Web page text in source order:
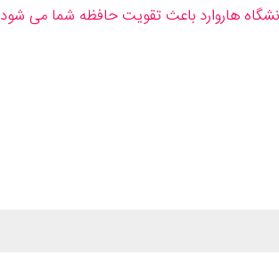
هاروارد باعث تقویت حافظه شما می شود